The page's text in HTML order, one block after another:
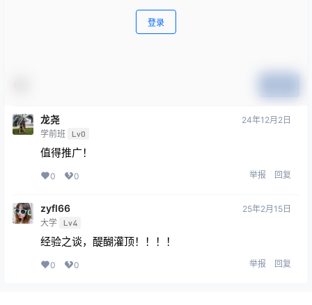
登录
龙尧
学前班 Lv0
24年12月2日
值得推广！
0 0 举报 回复
zyfl66
大学 Lv4
25年2月15日
经验之谈，醍醐灌顶！！！！
0 0 举报 回复